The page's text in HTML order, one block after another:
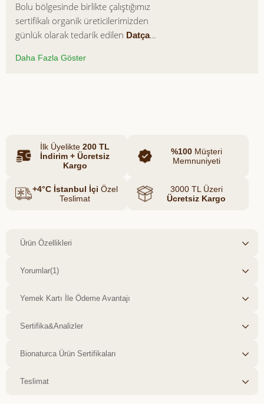
Bolu bölgesinde birlikte çalıştığımız
sertifikalı organik üreticilerimizden
günlük olarak tedarik edilen Datça
açık alanda gezen, doğal
Daha Fazla Göster
İlk Üyelikte 200 TL
İndirim + Ücretsiz
Kargo
%100Müşteri
Memnuniyeti
+4°C İstanbul İçi Özel
Teslimat
3000 TL Üzeri
Ücretsiz Kargo
Ürün Özellikleri
Yorumlar(1)
Yemek Kartı İle Ödeme Avantajı
Sertifika&Analizler
Bionaturca Ürün Sertifikaları
Teslimat